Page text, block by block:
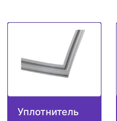
Уплотнитель